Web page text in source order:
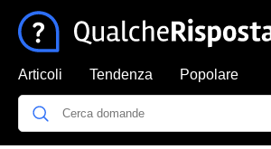
Articoli Tendenza Popolare